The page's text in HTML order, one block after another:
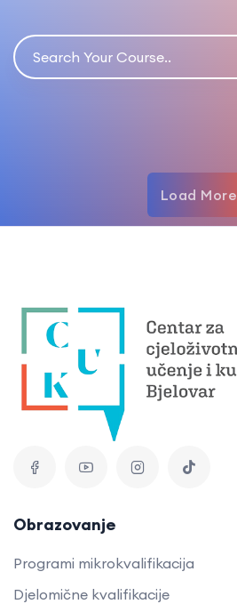
Load More
Obrazovanje
Programi mikrokvalifikacija
Djelomične kvalifikacije